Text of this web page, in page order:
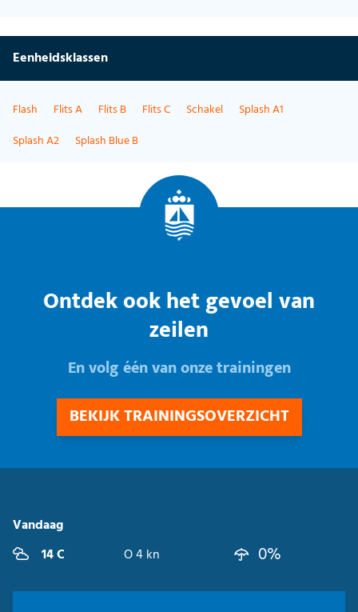
Eenheidsklassen
Flash Flits A Flits B Flits C Schakel
Splash A1
Splash A2
Splash Blue B
Ontdek ook het gevoel van
zeilen
En volg één van onze trainingen
BEKIJK TRAININGSOVERZICHT
Vandaag
14 C
O 4 kn 0%